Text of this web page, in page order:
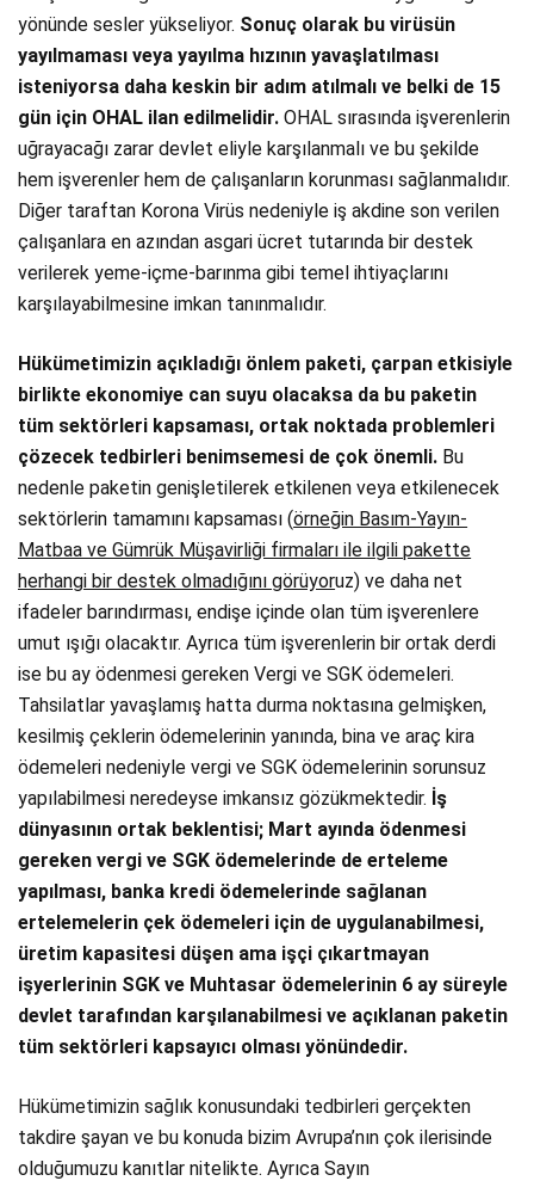
yönünde sesler yükseliyor. Sonuç olarak bu virüsün
yayılmaması veya yayılma hızının yavaşlatılması
isteniyorsa daha keskin bir adım atılmalı ve belki de 15
gün için OHAL ilan edilmelidir. OHAL sırasında işverenlerin
uğrayacağı zarar devlet eliyle karşılanmalı ve bu şekilde
hem işverenler hem de çalışanların korunması sağlanmalıdır.
Diğer taraftan Korona Virüs nedeniyle iş akdine son verilen
çalışanlara en azından asgari ücret tutarında bir destek
verilerek yeme-içme-barınma gibi temel ihtiyaçlarını
karşılayabilmesine imkan tanınmalıdır.
Hükümetimizin açıkladığı önlem paketi, çarpan etkisiyle
birlikte ekonomiye can suyu olacaksa da bu paketin
tüm sektörleri kapsaması, ortak noktada problemleri
çözecek tedbirleri benimsemesi de çok önemli. Bu
nedenle paketin genişletilerek etkilenen veya etkilenecek
sektörlerin tamamını kapsaması (örneğin Basım-Yayın-
Matbaa ve Gümrük Müşavirliği firmaları ile ilgili pakette
herhangi bir destek olmadığını görüyoruz) ve daha net
ifadeler barındırması, endişe içinde olan tüm işverenlere
umut ışığı olacaktır. Ayrıca tüm işverenlerin bir ortak derdi
ise bu ay ödenmesi gereken Vergi ve SGK ödemeleri.
Tahsilatlar yavaşlamış hatta durma noktasına gelmişken,
kesilmiş çeklerin ödemelerinin yanında, bina ve araç kira
ödemeleri nedeniyle vergi ve SGK ödemelerinin sorunsuz
yapılabilmesi neredeyse imkansız gözükmektedir. İş
dünyasının ortak beklentisi; Mart ayında ödenmesi
gereken vergi ve SGK ödemelerinde de erteleme
yapılması, banka kredi ödemelerinde sağlanan
ertelemelerin çek ödemeleri için de uygulanabilmesi,
üretim kapasitesi düşen ama işçi çıkartmayan
işyerlerinin SGK ve Muhtasar ödemelerinin 6 ay süreyle
devlet tarafından karşılanabilmesi ve açıklanan paketin
tüm sektörleri kapsayıcı olması yönündedir.
Hükümetimizin sağlık konusundaki tedbirleri gerçekten
takdire şayan ve bu konuda bizim Avrupa’nın çok ilerisinde
olduğumuzu kanıtlar nitelikte. Ayrıca Sayın